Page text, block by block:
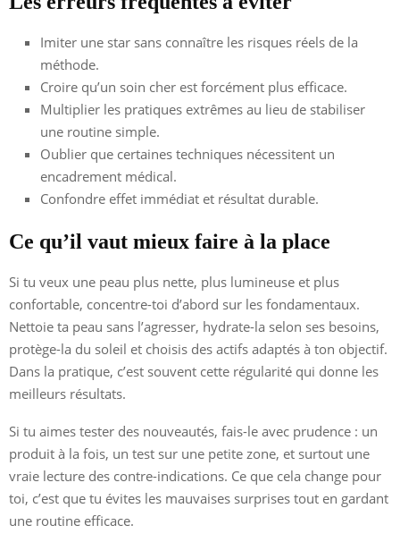
Imiter une star sans connaître les risques réels de la
méthode.
Croire qu’un soin cher est forcément plus efficace.
Multiplier les pratiques extrêmes au lieu de stabiliser
une routine simple.
Oublier que certaines techniques nécessitent un
encadrement médical.
Confondre effet immédiat et résultat durable.
Ce qu’il vaut mieux faire à la place
Si tu veux une peau plus nette, plus lumineuse et plus
confortable, concentre-toi d’abord sur les fondamentaux.
Nettoie ta peau sans l’agresser, hydrate-la selon ses besoins,
protège-la du soleil et choisis des actifs adaptés à ton objectif.
Dans la pratique, c’est souvent cette régularité qui donne les
meilleurs résultats.
Si tu aimes tester des nouveautés, fais-le avec prudence : un
produit à la fois, un test sur une petite zone, et surtout une
vraie lecture des contre-indications. Ce que cela change pour
toi, c’est que tu évites les mauvaises surprises tout en gardant
une routine efficace.